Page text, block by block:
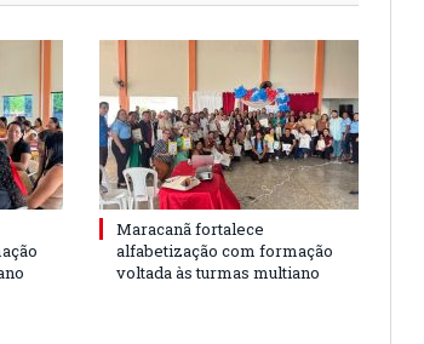
Maracanã fortalece
alfabetização com formação
voltada às turmas multiano